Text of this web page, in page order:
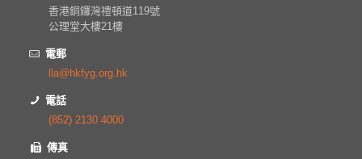
香港銅鑼灣禮頓道119號
公理堂大樓21樓
電郵
lla@hkfyg.org.hk
電話
(852) 2130 4000
傳真